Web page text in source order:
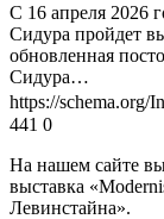
С 16 апреля 2026
Сидура пройдет
обновленная
Сидура…
https://schema.org/
441 0
На нашем сайте
выставка
Левинстайна».